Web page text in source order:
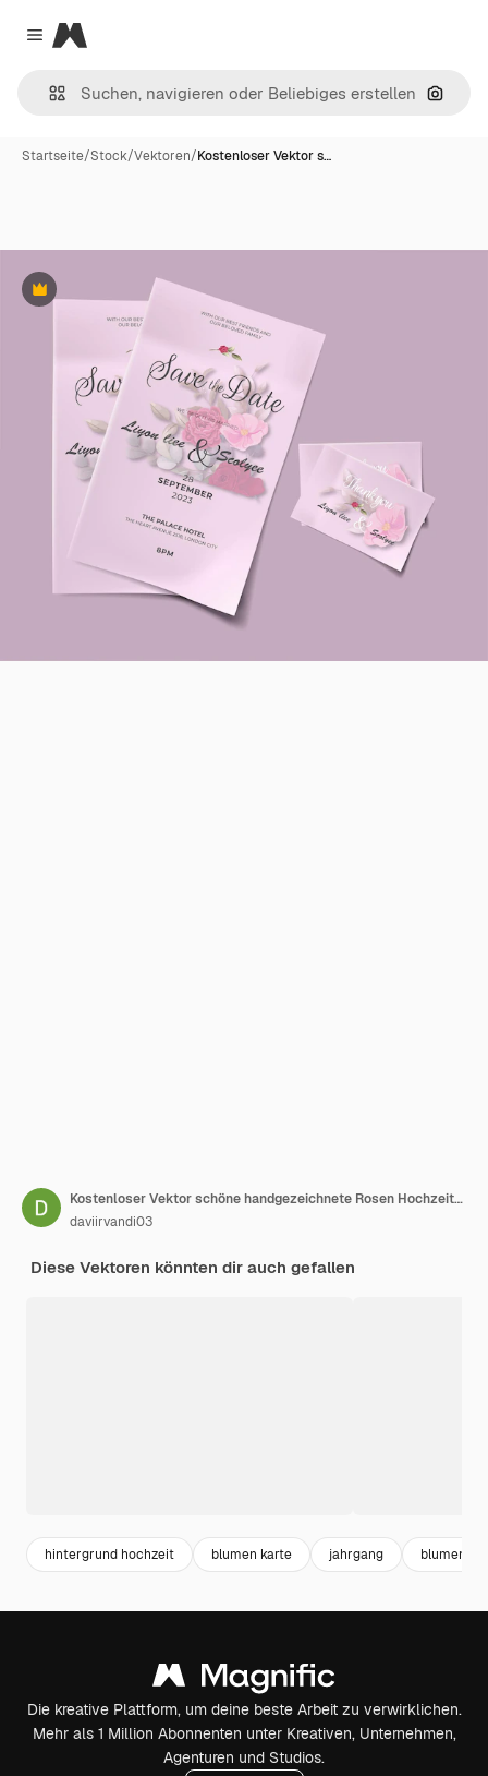
Close menu
Magnific
Nach
Startseite/Stock/Vektoren/Kostenloser Vektor s…
Premium
Kostenloser Vektor schöne handgezeichnete Rosen Hochzeitseinladungskartenset
daviirvandi03
Diese Vektoren könnten dir auch gefallen
hintergrund hochzeit blumen karte jahrgang blumen
Die kreative Plattform, um deine beste Arbeit zu verwirklichen.
Mehr als 1 Million Abonnenten unter Kreativen, Unternehmen,
Agenturen und Studios.